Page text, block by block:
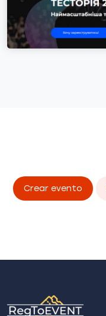
Crear evento